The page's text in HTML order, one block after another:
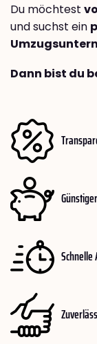
Du möchtest
und suchst ein
Dann bist du